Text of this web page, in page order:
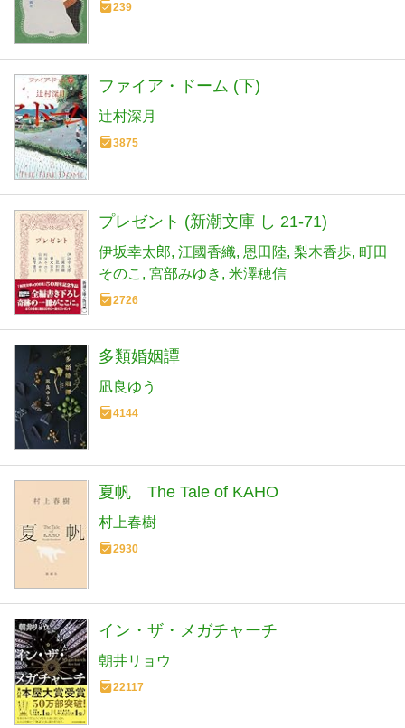
239
ファイア・ドーム (下)
辻村深月
3875
プレゼント (新潮文庫 し 21-71)
伊坂幸太郎 江國香織 恩田陸 梨木香歩 町田
そのこ
宮部みゆき 米澤穂信
2726
多類婚姻譚
凪良ゆう
4144
夏帆 The Tale of KAHO
村上春樹
2930
イン・ザ・メガチャーチ
朝井リョウ
22117